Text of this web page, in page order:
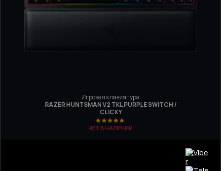
Игровая клавиатура
RAZER HUNTSMAN V2 TKL PURPLE SWITCH /
CLICKY
НЕТ В НАЛИЧИИ